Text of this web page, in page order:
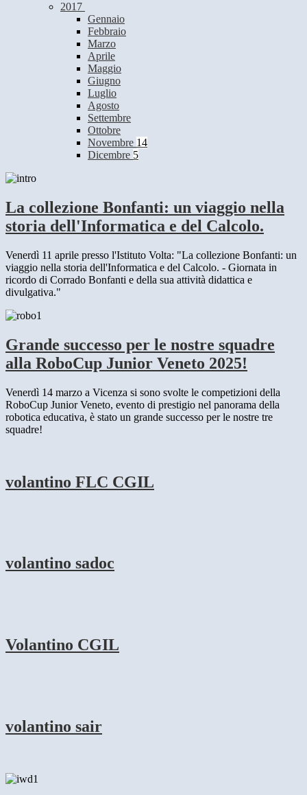
2017
Gennaio
Febbraio
Marzo
Aprile
Maggio
Giugno
Luglio
Agosto
Settembre
Ottobre
Novembre 14
Dicembre 5
La collezione Bonfanti: un viaggio nella
storia dell'Informatica e del Calcolo.
Venerdì 11 aprile presso l'Istituto Volta: "La collezione Bonfanti: un
viaggio nella storia dell'Informatica e del Calcolo. - Giornata in
ricordo di Corrado Bonfanti e della sua attività didattica e
divulgativa."
Grande successo per le nostre squadre
alla RoboCup Junior Veneto 2025!
Venerdì 14 marzo a Vicenza si sono svolte le competizioni della
RoboCup Junior Veneto, evento di prestigio nel panorama della
robotica educativa, è stato un grande successo per le nostre tre
squadre!
volantino FLC CGIL
volantino sadoc
Volantino CGIL
volantino sair